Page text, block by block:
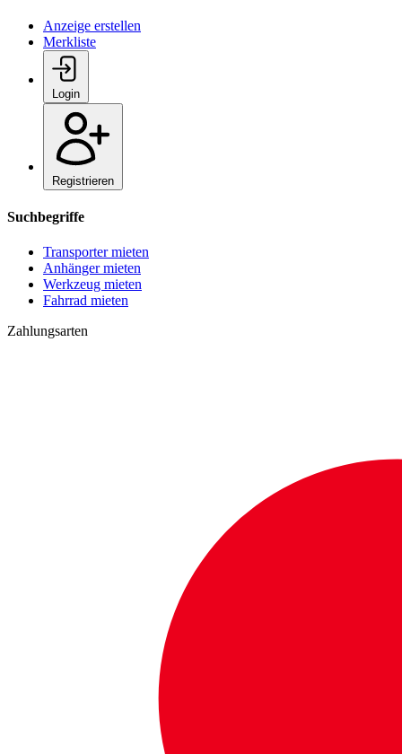
Anzeige erstellen
Merkliste
Login
Registrieren
Suchbegriffe
Transporter mieten
Anhänger mieten
Werkzeug mieten
Fahrrad mieten
Zahlungsarten